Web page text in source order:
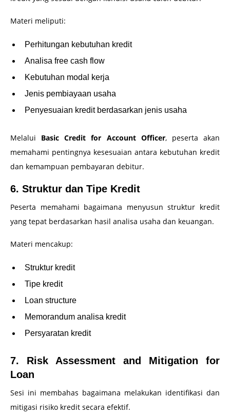
Materi meliputi:
Perhitungan kebutuhan kredit
Analisa free cash flow
Kebutuhan modal kerja
Jenis pembiayaan usaha
Penyesuaian kredit berdasarkan jenis usaha
Melalui Basic Credit for Account Officer, peserta akan
memahami pentingnya kesesuaian antara kebutuhan kredit
dan kemampuan pembayaran debitur.
6. Struktur dan Tipe Kredit
Peserta memahami bagaimana menyusun struktur kredit
yang tepat berdasarkan hasil analisa usaha dan keuangan.
Materi mencakup:
Struktur kredit
Tipe kredit
Loan structure
Memorandum analisa kredit
Persyaratan kredit
7. Risk Assessment and Mitigation for
Loan
Sesi ini membahas bagaimana melakukan identifikasi dan
mitigasi risiko kredit secara efektif.